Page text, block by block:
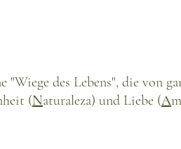
des Lebens", die von
(Naturaleza) und Liebe (A